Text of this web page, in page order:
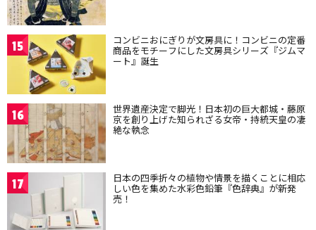
15 コンビニおにぎりが文房具に！コンビニの定番
商品をモチーフにした文房具シリーズ『ジムマ
ート』誕生
16 世界遺産決定で脚光！日本初の巨大都城・藤原
京を創り上げた知られざる女帝・持統天皇の凄
絶な執念
17 日本の四季折々の植物や情景を描くことに相応
しい色を集めた水彩色鉛筆『色辞典』が新発
売！